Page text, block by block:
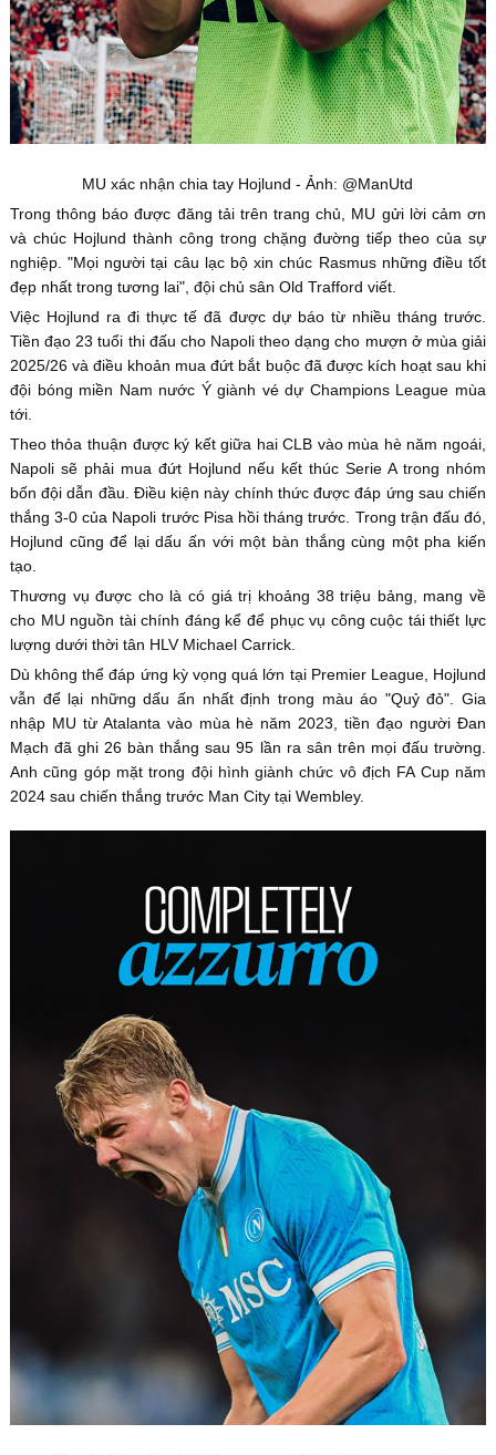
MU xác nhận chia tay Hojlund - Ảnh: @ManUtd
Trong thông báo được đăng tải trên trang chủ, MU gửi lời cảm ơn
và chúc Hojlund thành công trong chặng đường tiếp theo của sự
nghiệp. "Mọi người tại câu lạc bộ xin chúc Rasmus những điều tốt
đẹp nhất trong tương lai", đội chủ sân Old Trafford viết.
Việc Hojlund ra đi thực tế đã được dự báo từ nhiều tháng trước.
Tiền đạo 23 tuổi thi đấu cho Napoli theo dạng cho mượn ở mùa giải
2025/26 và điều khoản mua đứt bắt buộc đã được kích hoạt sau khi
đội bóng miền Nam nước Ý giành vé dự Champions League mùa
tới.
Theo thỏa thuận được ký kết giữa hai CLB vào mùa hè năm ngoái,
Napoli sẽ phải mua đứt Hojlund nếu kết thúc Serie A trong nhóm
bốn đội dẫn đầu. Điều kiện này chính thức được đáp ứng sau chiến
thắng 3-0 của Napoli trước Pisa hồi tháng trước. Trong trận đấu đó,
Hojlund cũng để lại dấu ấn với một bàn thắng cùng một pha kiến
tạo.
Thương vụ được cho là có giá trị khoảng 38 triệu bảng, mang về
cho MU nguồn tài chính đáng kể để phục vụ công cuộc tái thiết lực
lượng dưới thời tân HLV Michael Carrick.
Dù không thể đáp ứng kỳ vọng quá lớn tại Premier League, Hojlund
vẫn để lại những dấu ấn nhất định trong màu áo "Quỷ đỏ". Gia
nhập MU từ Atalanta vào mùa hè năm 2023, tiền đạo người Đan
Mạch đã ghi 26 bàn thắng sau 95 lần ra sân trên mọi đấu trường.
Anh cũng góp mặt trong đội hình giành chức vô địch FA Cup năm
2024 sau chiến thắng trước Man City tại Wembley.